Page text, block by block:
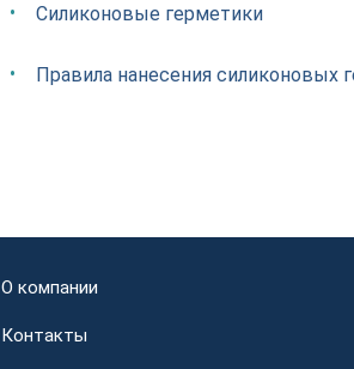
Силиконовые герметики
Правила нанесения силиконовых
О компании
Контакты